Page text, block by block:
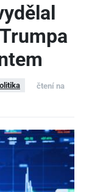
čtení na